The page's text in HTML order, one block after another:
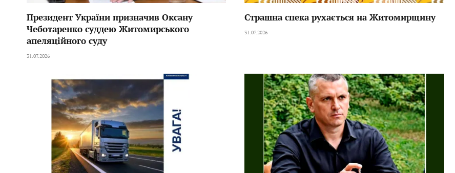
Президент України призначив Оксану
Чеботаренко суддею Житомирського
апеляційного суду
31.07.2026
Страшна спека рухається на Житомирщину
31.07.2026